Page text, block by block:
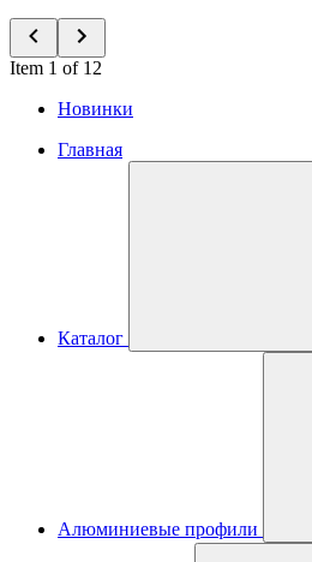
Item 1 of 12
Новинки
Главная
Каталог
Алюминиевые профили